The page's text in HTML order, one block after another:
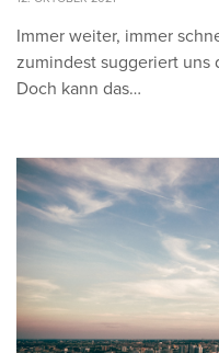
Immer weiter, immer
zumindest suggeriert uns
Doch kann das…